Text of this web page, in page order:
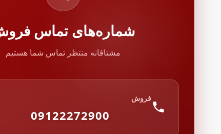
شماره‌های تماس
مشتاقانه منتظر تماس شما هستیم
فروش
09122272900